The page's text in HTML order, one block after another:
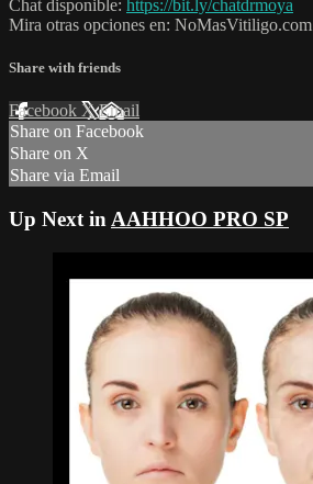
Chat disponible: https://bit.ly/chatdrmoya
Mira otras opciones en: NoMasVitiligo.com
Share with friends
Facebook XEmail
Share on Facebook
Share on X
Share via Email
Up Next in AAHHOO PRO SP